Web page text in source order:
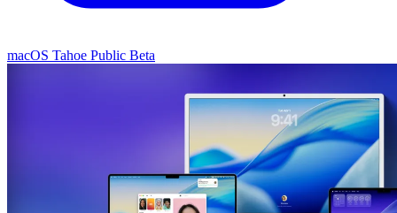
macOS Tahoe Public Beta